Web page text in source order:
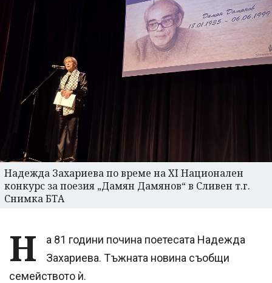
Надежда Захариева по време на XI Национален
конкурс за поезия „Дамян Дамянов“ в Сливен т.г.
Снимка БТА
Н
а 81 години почина поетесата Надежда
Захариева. Тъжната новина съобщи
семейството ѝ.